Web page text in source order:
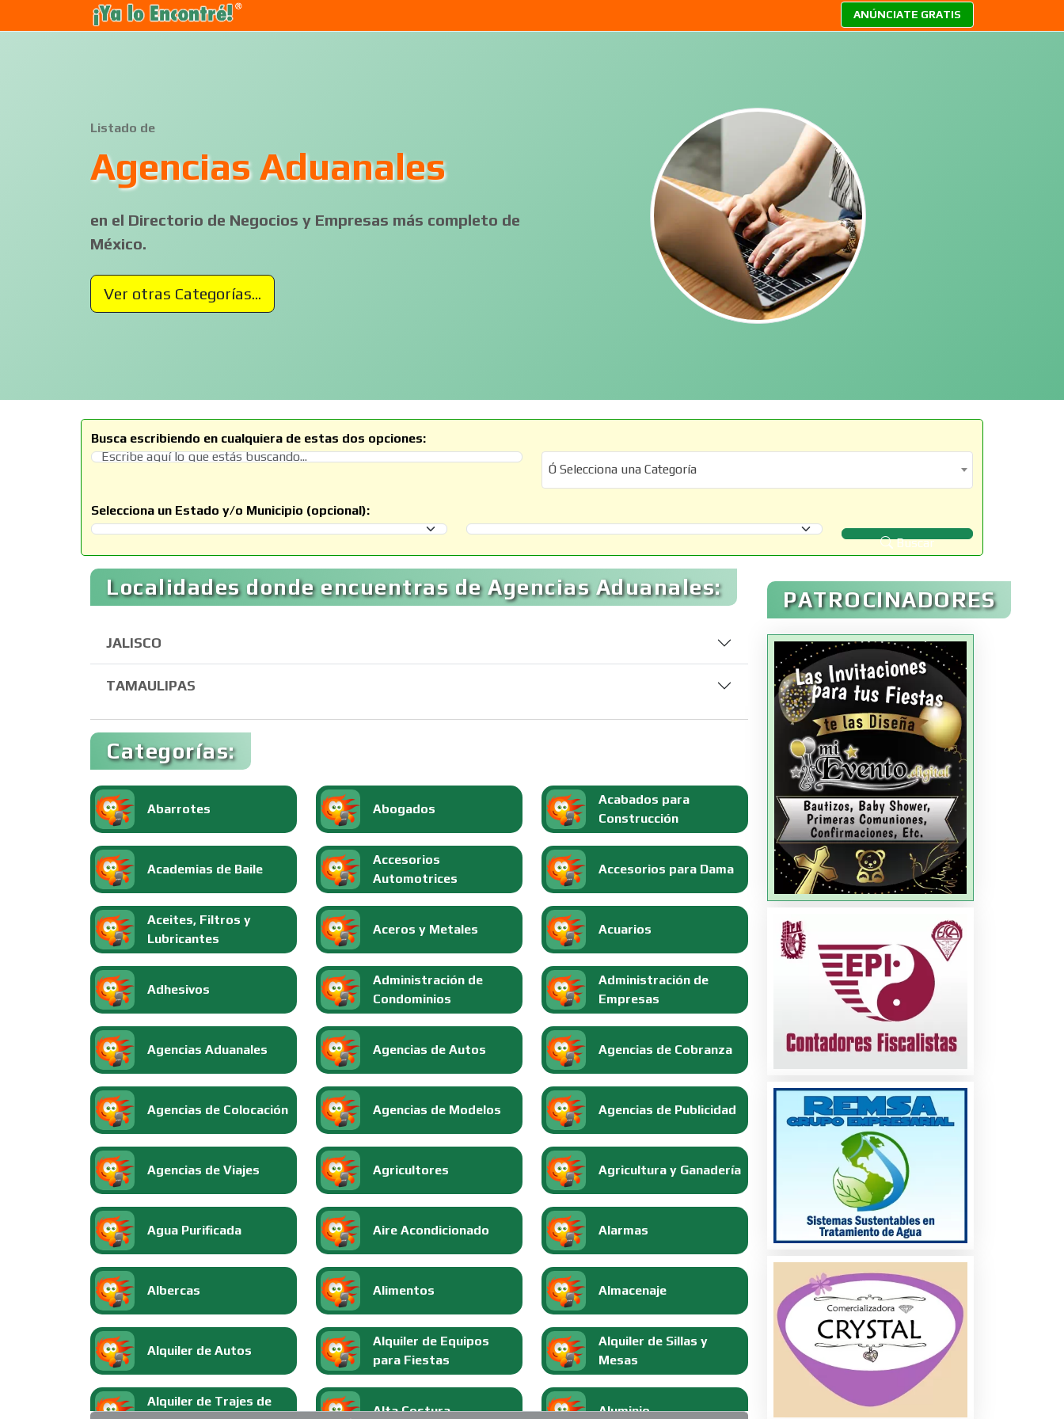
ANÚNCIATE GRATIS
Listado de
Agencias Aduanales
en el Directorio de Negocios y Empresas más completo de
México.
Ver otras Categorías...
Busca escribiendo en cualquiera de estas dos opciones:
Ó Selecciona una Categoría
Ó Selecciona una Categoría
Selecciona un Estado y/o Municipio (opcional):
Selecciona un Estado
Selecciona un Municipio
Buscar
Localidades donde encuentras de Agencias Aduanales:
JALISCO
TAMAULIPAS
Categorías:
Abarrotes Abogados
Acabados para
Construcción
Academias de Baile
Accesorios
Automotrices
Accesorios para Dama
Aceites, Filtros y
Lubricantes
Aceros y Metales Acuarios
Adhesivos
Administración de
Condominios
Administración de
Empresas
Agencias Aduanales Agencias de Autos Agencias de Cobranza
Agencias de Colocación Agencias de Modelos Agencias de Publicidad
Agencias de Viajes Agricultores Agricultura y Ganadería
Agua Purificada Aire Acondicionado Alarmas
Albercas Alimentos Almacenaje
Alquiler de Autos
Alquiler de Equipos
para Fiestas
Alquiler de Sillas y
Mesas
Alquiler de Trajes de
Alta Costura Aluminio
PATROCINADORES